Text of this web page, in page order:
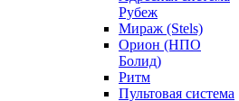
Рубеж
Мираж (Stels)
Орион (НПО
Болид)
Ритм
Пультовая система